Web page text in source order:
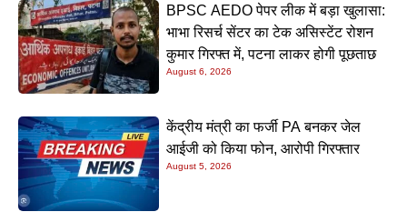
BPSC AEDO पेपर लीक में बड़ा खुलासा:
भाभा रिसर्च सेंटर का टेक असिस्टेंट रोशन
कुमार गिरफ्त में, पटना लाकर होगी पूछताछ
August 6, 2026
केंद्रीय मंत्री का फर्जी PA बनकर जेल
आईजी को किया फोन, आरोपी गिरफ्तार
August 5, 2026